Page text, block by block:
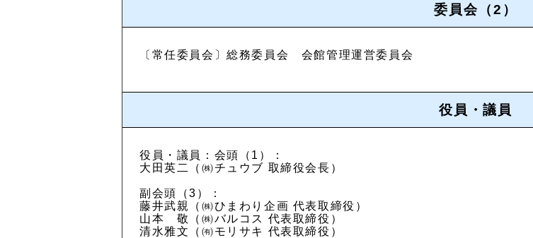
委員会（2）
〔常任委員会〕総務委員会 会館管理運営委員会
役員・議員
役員・議員：会頭（1）：
大田英二（㈱チュウブ 取締役会長）
副会頭（3）：
藤井武親（㈱ひまわり企画 代表取締役）
山本 敬（㈱バルコス 代表取締役）
清水雅文（㈲モリサキ 代表取締役）